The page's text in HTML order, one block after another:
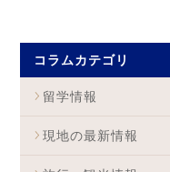
コラムカテゴリ
留学情報
現地の最新情報